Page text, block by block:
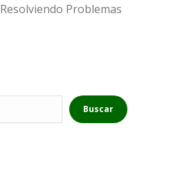
Resolviendo Problemas
Buscar